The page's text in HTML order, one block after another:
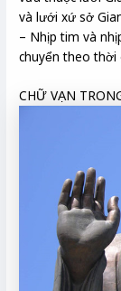
và lưới xứ sở
– Nhịp tim và
chuyển theo thời
CHỮ VẠN